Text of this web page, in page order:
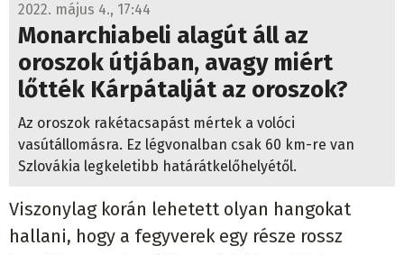
Monarchiabeli alagút áll az
oroszok útjában, avagy miért
lőtték Kárpátalját az oroszok?
Az oroszok rakétacsapást mértek a volóci
vasútállomásra. Ez légvonalban csak 60 km-re van
Szlovákia legkeletibb határátkelőhelyétől.
hallani, hogy a fegyverek egy része rossz
kezekbe, nem baráti országokhoz, illetve a